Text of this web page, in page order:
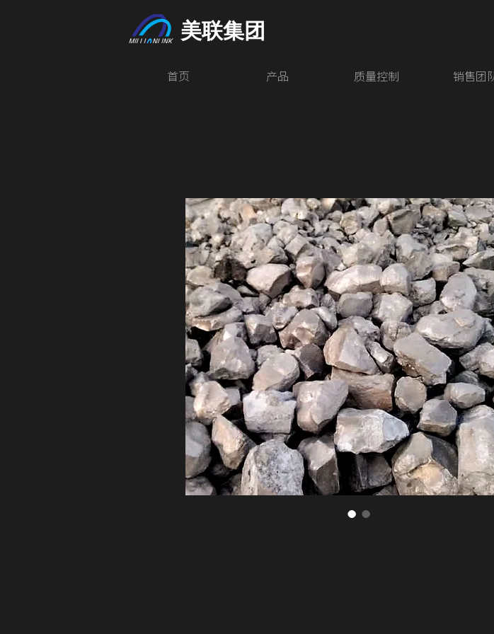
美联集团
首页 产品 质量控制 销售团